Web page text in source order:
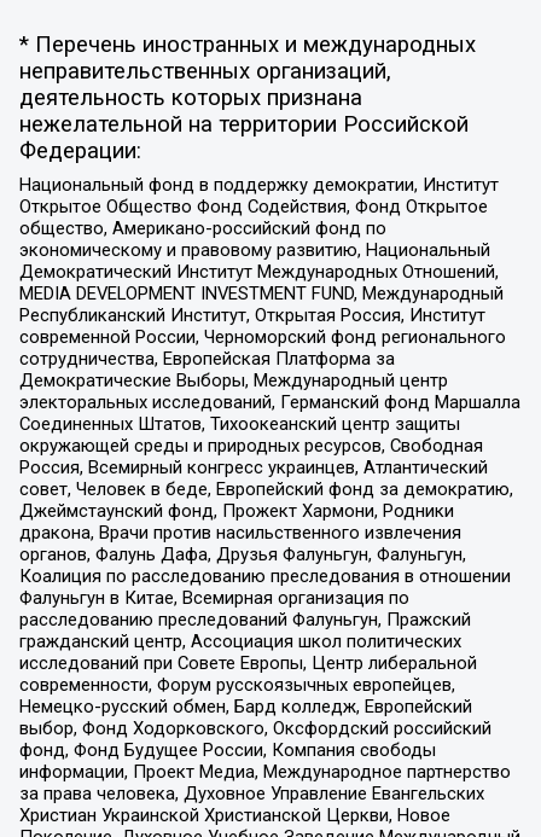
* Перечень иностранных и международных
неправительственных организаций,
деятельность которых признана
нежелательной на территории Российской
Федерации:
Национальный фонд в поддержку демократии, Институт
Открытое Общество Фонд Содействия, Фонд Открытое
общество, Американо-российский фонд по
экономическому и правовому развитию, Национальный
Демократический Институт Международных Отношений,
MEDIA DEVELOPMENT INVESTMENT FUND, Международный
Республиканский Институт, Открытая Россия, Институт
современной России, Черноморский фонд регионального
сотрудничества, Европейская Платформа за
Демократические Выборы, Международный центр
электоральных исследований, Германский фонд Маршалла
Соединенных Штатов, Тихоокеанский центр защиты
окружающей среды и природных ресурсов, Свободная
Россия, Всемирный конгресс украинцев, Атлантический
совет, Человек в беде, Европейский фонд за демократию,
Джеймстаунский фонд, Прожект Хармони, Родники
дракона, Врачи против насильственного извлечения
органов, Фалунь Дафа, Друзья Фалуньгун, Фалуньгун,
Коалиция по расследованию преследования в отношении
Фалуньгун в Китае, Всемирная организация по
расследованию преследований Фалуньгун, Пражский
гражданский центр, Ассоциация школ политических
исследований при Совете Европы, Центр либеральной
современности, Форум русскоязычных европейцев,
Немецко-русский обмен, Бард колледж, Европейский
выбор, Фонд Ходорковского, Оксфордский российский
фонд, Фонд Будущее России, Компания свободы
информации, Проект Медиа, Международное партнерство
за права человека, Духовное Управление Евангельских
Христиан Украинской Христианской Церкви, Новое